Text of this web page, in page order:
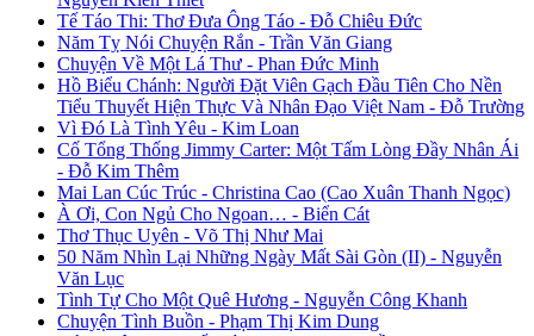
Tế Táo Thi: Thơ Đưa Ông Táo - Đỗ Chiêu Đức
Năm Tỵ Nói Chuyện Rắn - Trần Văn Giang
Chuyện Về Một Lá Thư - Phan Đức Minh
Hồ Biểu Chánh: Người Đặt Viên Gạch Đầu Tiên Cho Nền
Tiểu Thuyết Hiện Thực Và Nhân Đạo Việt Nam - Đỗ Trường
Vì Đó Là Tình Yêu - Kim Loan
Cố Tổng Thống Jimmy Carter: Một Tấm Lòng Đầy Nhân Ái
- Đỗ Kim Thêm
Mai Lan Cúc Trúc - Christina Cao (Cao Xuân Thanh Ngọc)
À Ơi, Con Ngủ Cho Ngoan… - Biển Cát
Thơ Thục Uyên - Võ Thị Như Mai
50 Năm Nhìn Lại Những Ngày Mất Sài Gòn (II) - Nguyễn
Văn Lục
Tình Tự Cho Một Quê Hương - Nguyễn Công Khanh
Chuyện Tình Buồn - Phạm Thị Kim Dung